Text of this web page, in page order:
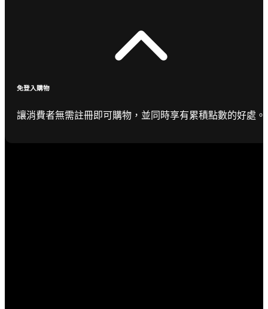
免登入購物
讓消費者無需註冊即可購物，並同時享有累積點數的好處。